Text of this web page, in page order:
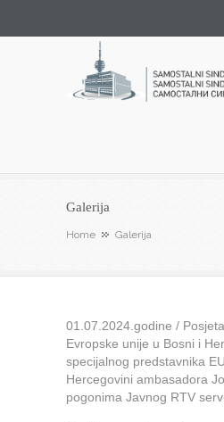
Galerija
Home Galerija
01.07.2024.godine /
Evropske unije u Bosni i
specijalnog predstavnika
Hercegovini ambasadora
pogonima Javnog RTV